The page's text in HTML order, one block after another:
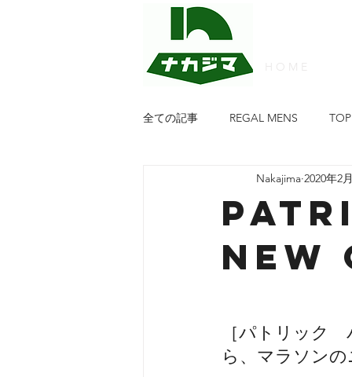
H O M E
全ての記事 REGAL MENS
FRED PERRY
靴のナカジマ PIKOLINPS
オロビアンコ emu
NEW
Nakajima 2020年2
［パトリック
ら、マラソン